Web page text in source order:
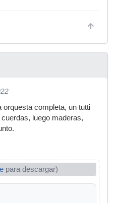
orquesta completa, un tutti
luego maderas,
para descargar)